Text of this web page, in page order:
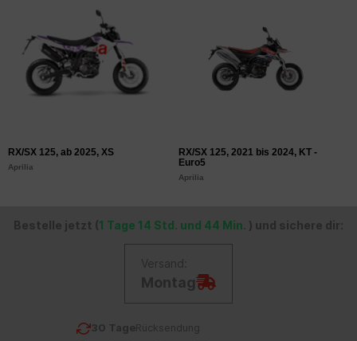
RX/SX 125, ab 2025, XS
Aprilia
RX/SX 125, 2021 bis 2024, KT -
Euro5
Aprilia
Bestelle jetzt (1 Tage 14 Std. und 44 Min. ) und sichere dir:
Versand:
Montag
30 TageRücksendung